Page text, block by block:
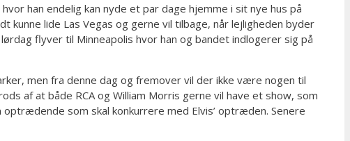
han endelig kan nyde et par dage hjemme i sit nye hus på
lide Las Vegas og gerne vil tilbage, når lejligheden byder
flyver til Minneapolis hvor han og bandet indlogerer sig på
men fra denne dag og fremover vil der ikke være nogen til
af at både RCA og William Morris gerne vil have et show, som
som skal konkurrere med Elvis’ optræden. Senere